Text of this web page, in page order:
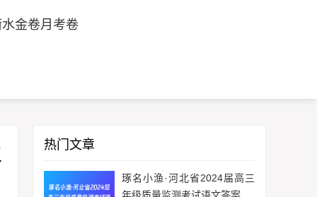
金卷月考卷
热门文章
琢名小渔·河北省2024届高三